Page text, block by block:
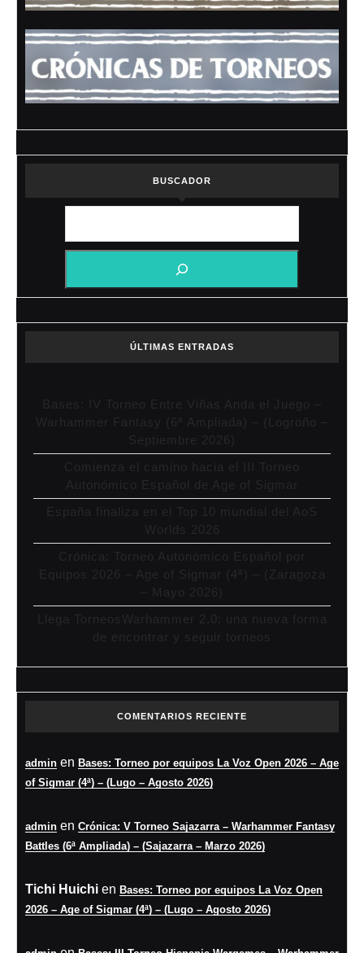
BUSCADOR
ÚLTIMAS ENTRADAS
Bases: IV Torneo Entre Viñas Anda el Juego –
Warhammer Fantasy (6ª Ampliada) – (Logroño –
Septiembre 2026)
Comienza el camino hacia el III Torneo
Autonómico Español de Age of Sigmar
España finaliza en el Top 10 mundial del AoS
Worlds 2026
Crónica: Torneo Autonómico Español por
Equipos 2026 – Age of Sigmar (4ª) – (Zaragoza
– Mayo 2026)
Llega TorneosWarhammer 2.0: una nueva forma
de encontrar y seguir torneos
COMENTARIOS RECIENTE
admin en Bases: Torneo por equipos La Voz Open 2026 – Age
of Sigmar (4ª) – (Lugo – Agosto 2026)
admin en Crónica: V Torneo Sajazarra – Warhammer Fantasy
Battles (6ª Ampliada) – (Sajazarra – Marzo 2026)
Tichi Huichi en Bases: Torneo por equipos La Voz Open
2026 – Age of Sigmar (4ª) – (Lugo – Agosto 2026)